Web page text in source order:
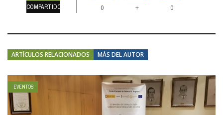
COMPARTIDOS 0 + 0
ARTÍCULOS RELACIONADOS MÁS DEL AUTOR
EVENTOS